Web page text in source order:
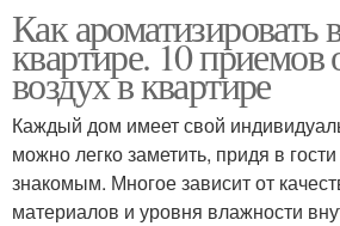
Как ароматизировать
квартире. 10 приемов
воздух в квартире
Каждый дом имеет свой
можно легко заметить, придя в
знакомым. Многое зависит от
материалов и уровня влажности